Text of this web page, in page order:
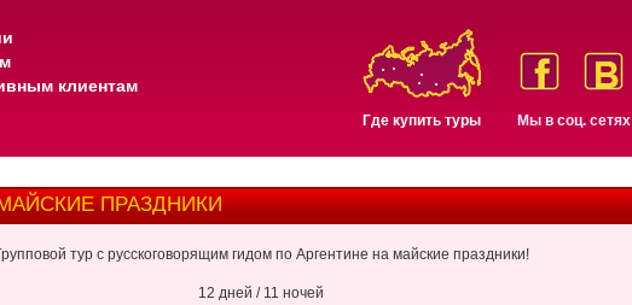
клиентам
Где купить туры Мы в соц. сетях
ПРАЗДНИКИ
тур с русскоговорящим гидом по Аргентине на майские праздники!
12 дней / 11 ночей